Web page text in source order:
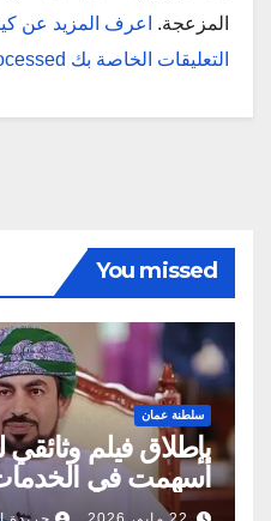
المزعجة.
اعرف المزيد عن
التعليقات الخاصة بك processed
You missed
سلطنة عمان
بإطلاق فيلم
أسهمت في